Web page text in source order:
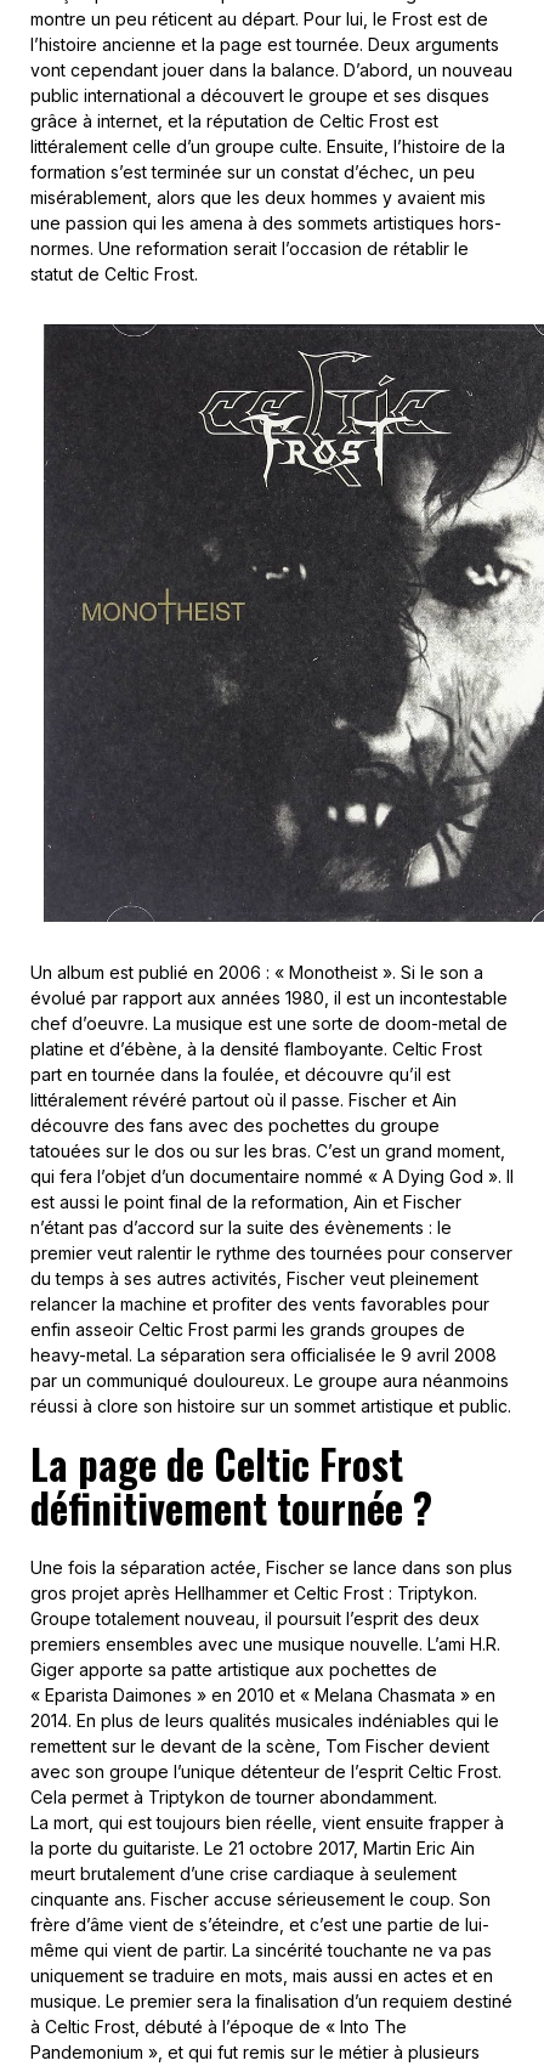
montre un peu réticent au départ. Pour lui, le Frost est de
l’histoire ancienne et la page est tournée. Deux arguments
vont cependant jouer dans la balance. D’abord, un nouveau
public international a découvert le groupe et ses disques
grâce à internet, et la réputation de Celtic Frost est
littéralement celle d’un groupe culte. Ensuite, l’histoire de la
formation s’est terminée sur un constat d’échec, un peu
misérablement, alors que les deux hommes y avaient mis
une passion qui les amena à des sommets artistiques hors-
normes. Une reformation serait l’occasion de rétablir le
statut de Celtic Frost.
Un album est publié en 2006 : « Monotheist ». Si le son a
évolué par rapport aux années 1980, il est un incontestable
chef d’oeuvre. La musique est une sorte de doom-metal de
platine et d’ébène, à la densité flamboyante. Celtic Frost
part en tournée dans la foulée, et découvre qu’il est
littéralement révéré partout où il passe. Fischer et Ain
découvre des fans avec des pochettes du groupe
tatouées sur le dos ou sur les bras. C’est un grand moment,
qui fera l’objet d’un documentaire nommé « A Dying God ». Il
est aussi le point final de la reformation, Ain et Fischer
n’étant pas d’accord sur la suite des évènements : le
premier veut ralentir le rythme des tournées pour conserver
du temps à ses autres activités, Fischer veut pleinement
relancer la machine et profiter des vents favorables pour
enfin asseoir Celtic Frost parmi les grands groupes de
heavy-metal. La séparation sera officialisée le 9 avril 2008
par un communiqué douloureux. Le groupe aura néanmoins
réussi à clore son histoire sur un sommet artistique et public.
La page de Celtic Frost
définitivement tournée ?
Une fois la séparation actée, Fischer se lance dans son plus
gros projet après Hellhammer et Celtic Frost : Triptykon.
Groupe totalement nouveau, il poursuit l’esprit des deux
premiers ensembles avec une musique nouvelle. L’ami H.R.
Giger apporte sa patte artistique aux pochettes de
« Eparista Daimones » en 2010 et « Melana Chasmata » en
2014. En plus de leurs qualités musicales indéniables qui le
remettent sur le devant de la scène, Tom Fischer devient
avec son groupe l’unique détenteur de l’esprit Celtic Frost.
Cela permet à Triptykon de tourner abondamment.
La mort, qui est toujours bien réelle, vient ensuite frapper à
la porte du guitariste. Le 21 octobre 2017, Martin Eric Ain
meurt brutalement d’une crise cardiaque à seulement
cinquante ans. Fischer accuse sérieusement le coup. Son
frère d’âme vient de s’éteindre, et c’est une partie de lui-
même qui vient de partir. La sincérité touchante ne va pas
uniquement se traduire en mots, mais aussi en actes et en
musique. Le premier sera la finalisation d’un requiem destiné
à Celtic Frost, débuté à l’époque de « Into The
Pandemonium », et qui fut remis sur le métier à plusieurs